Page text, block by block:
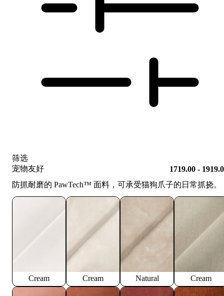
筛选
宠物友好
1719.00 -
防抓耐磨的 PawTech™️ 面料，可承受猫狗爪子的日常抓挠。
Cream Cream Natural Cream